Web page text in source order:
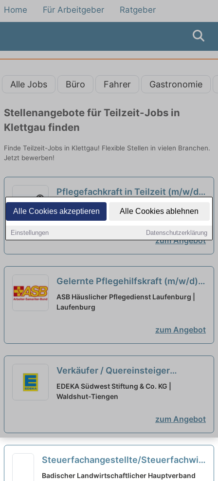
Alle Cookies akzeptieren Alle Cookies ablehnen
Einstellungen Datenschutzerklärung
Home Für Arbeitgeber Ratgeber
Alle Jobs Büro Fahrer Gastronomie
Stellenangebote für Teilzeit-Jobs in
Klettgau finden
Finde Teilzeit-Jobs in Klettgau! Flexible Stellen in vielen Branchen.
Jetzt bewerben!
Pflegefachkraft in Teilzeit (m/w/d)
- Wir bemühen uns um top
Arbeitsbedingungen!
Ambulante Pflege in Klettgau - Sozialstation
Klettgau- Rheintal gGmbH | Klettgau
zum Angebot
Gelernte Pflegehilfskraft (m/w/d)
in Teilzeit - Pflegen, begleiten,
beraten!
ASB Häuslicher Pflegedienst Laufenburg |
Laufenburg
zum Angebot
Verkäufer / Quereinsteiger
Frischetheke (m/w/d) Vollzeit /
Teilzeit neu
EDEKA Südwest Stiftung & Co. KG |
Waldshut-Tiengen
zum Angebot
Steuerfachangestellte/Steuerfachwirt
(m/w/d) in Voll- oder Teilzeit neu
Badischer Landwirtschaftlicher Hauptverband